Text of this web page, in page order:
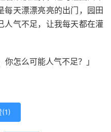
每天漂漂亮亮的出门，园田
人气不足，让我每天都在灌
你怎么可能人气不足？」
(1)